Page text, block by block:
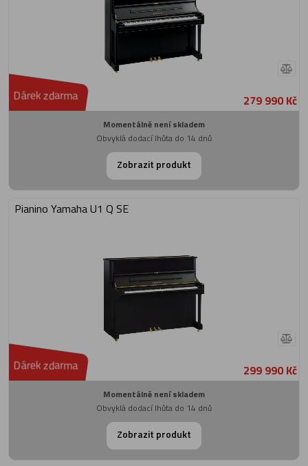
Dárek zdarma 279 990 Kč
Momentálně není skladem
Obvyklá dodací lhůta do 14 dnů
Zobrazit produkt
Pianino Yamaha U1 Q SE
Dárek zdarma 299 990 Kč
Momentálně není skladem
Obvyklá dodací lhůta do 14 dnů
Zobrazit produkt